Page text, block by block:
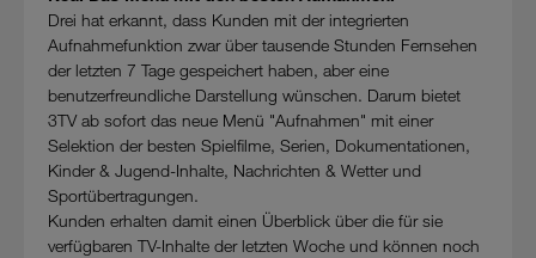
Drei hat erkannt, dass Kunden mit der integrierten
Aufnahmefunktion zwar über tausende Stunden Fernsehen
der letzten 7 Tage gespeichert haben, aber eine
benutzerfreundliche Darstellung wünschen. Darum bietet
3TV ab sofort das neue Menü "Aufnahmen" mit einer
Selektion der besten Spielfilme, Serien, Dokumentationen,
Kinder & Jugend-Inhalte, Nachrichten & Wetter und
Sportübertragungen.
Kunden erhalten damit einen Überblick über die für sie
verfügbaren TV-Inhalte der letzten Woche und können noch
Wenn Sie „Nur notwendige Cookies“ wählen, dann sind für
Sie nur jene Cookies im Einsatz, die zur Funktion dieser
Website unerlässlich sind.